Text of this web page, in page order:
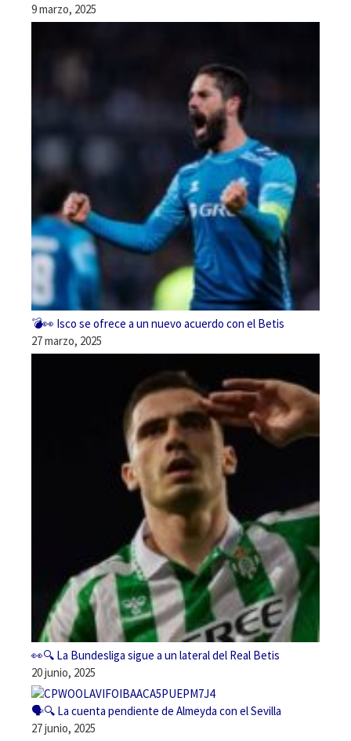
9 marzo, 2025
💣👀 Isco se ofrece a un nuevo acuerdo con el Betis
27 marzo, 2025
👀🔍 La Bundesliga sigue a un lateral del Real Betis
20 junio, 2025
🗣️🔍 La cuenta pendiente de Almeyda con el Sevilla
27 junio, 2025